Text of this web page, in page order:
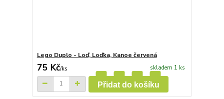
Lego Duplo - Loď, Loďka, Kanoe červená
75 Kč/ks skladem 1 ks
Přidat do košíku